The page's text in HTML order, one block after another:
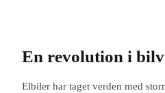
En revolution i
Elbiler har taget verden med